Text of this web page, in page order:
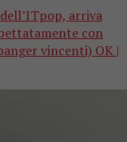
arriva
con
vincenti) OK |